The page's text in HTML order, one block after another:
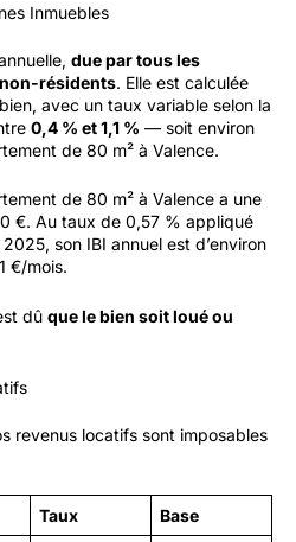
Inmuebles
due par tous les
résidents. Elle est calculée
avec un taux variable selon la
0,4 % et 1,1 % — soit environ
de 80 m² à Valence.
de 80 m² à Valence a une
€. Au taux de 0,57 % appliqué
son IBI annuel est d’environ
€/mois.
dû que le bien soit loué ou
revenus locatifs sont imposables
Taux Base